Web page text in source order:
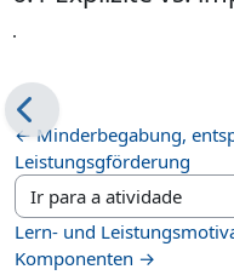
.
← Minderbegabung,
Leistungsgförderung
Ir para a atividade
Lern- und
Komponenten →